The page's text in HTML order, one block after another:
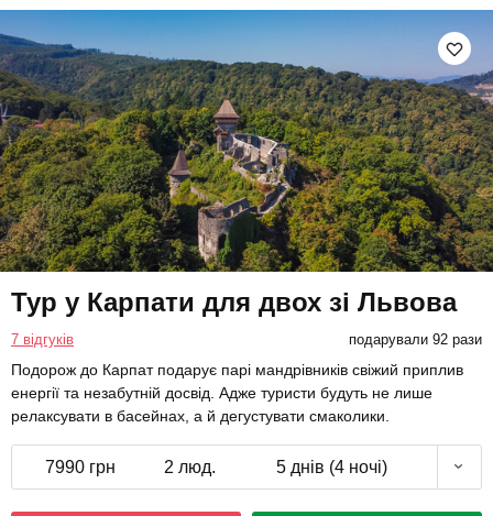
Тур у Карпати для двох зі Львова
7 відгуків подарували 92 рази
Подорож до Карпат подарує парі мандрівників свіжий приплив
енергії та незабутній досвід. Адже туристи будуть не лише
релаксувати в басейнах, а й дегустувати смаколики.
7990 грн 2 люд. 5 днів (4 ночі)